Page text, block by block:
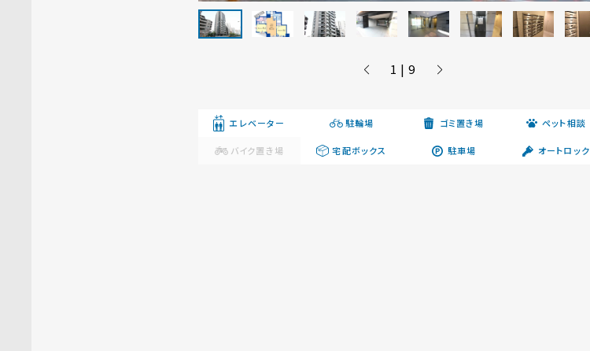
1 | 9
エレベーター 駐輪場 ゴミ置き場 ペット相談
バイク置き場 宅配ボックス 駐車場 オートロック